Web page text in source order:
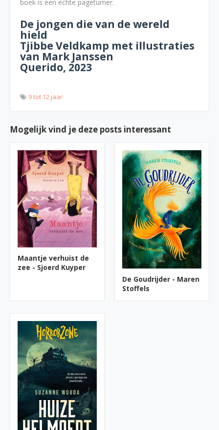
boek is een echte pageturner.
De jongen die van de wereld
hield
Tjibbe Veldkamp met illustraties
van Mark Janssen
Querido, 2023
9 tot 12 jaar
Mogelijk vind je deze posts interessant
Maantje verhuist de
zee - Sjoerd Kuyper
De Goudrijder - Maren
Stoffels